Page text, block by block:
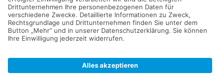
Kaufen Verkaufen Mieten Vermieten
Kontakt Impressum